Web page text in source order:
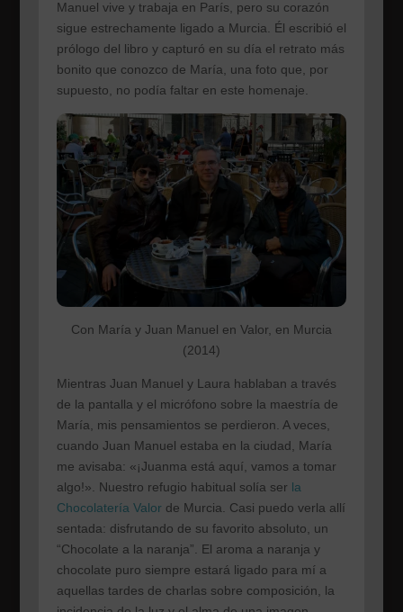
Manuel vive y trabaja en París, pero su corazón
sigue estrechamente ligado a Murcia. Él escribió el
prólogo del libro y capturó en su día el retrato más
bonito que conozco de María, una foto que, por
supuesto, no podía faltar en este homenaje.
Con María y Juan Manuel en Valor, en Murcia
(2014)
Mientras Juan Manuel y Laura hablaban a través
de la pantalla y el micrófono sobre la maestría de
María, mis pensamientos se perdieron. A veces,
cuando Juan Manuel estaba en la ciudad, María
me avisaba: «¡Juanma está aquí, vamos a tomar
algo!». Nuestro refugio habitual solía ser la
Chocolatería Valorde Murcia. Casi puedo verla allí
sentada: disfrutando de su favorito absoluto, un
“Chocolate a la naranja”. El aroma a naranja y
chocolate puro siempre estará ligado para mí a
aquellas tardes de charlas sobre composición, la